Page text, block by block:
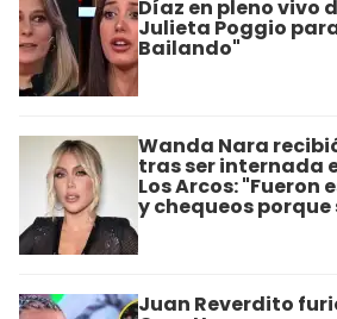
Díaz en pleno vivo
Julieta Poggio
Bailando"
Wanda Nara
tras ser internada
Los Arcos:
y chequeos
Juan Reverdito